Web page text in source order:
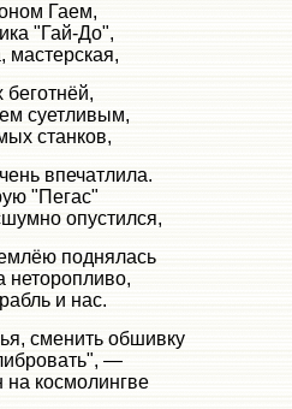
Гаем,
"Гай-До",
мастерская,
суетливым,
станков,
впечатлила.
"Пегас"
опустился,
поднялась
неторопливо,
и нас.
сменить обшивку
—
на космолингве